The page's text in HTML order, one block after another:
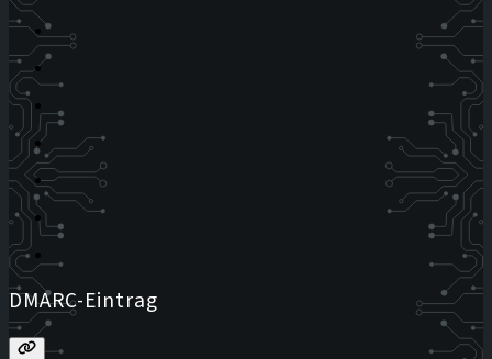
DMARC-Eintrag